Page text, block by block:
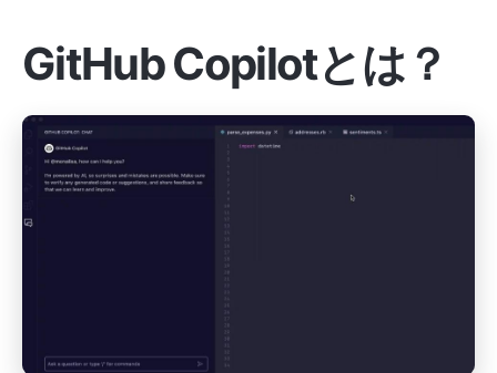
GitHub Copilotとは？